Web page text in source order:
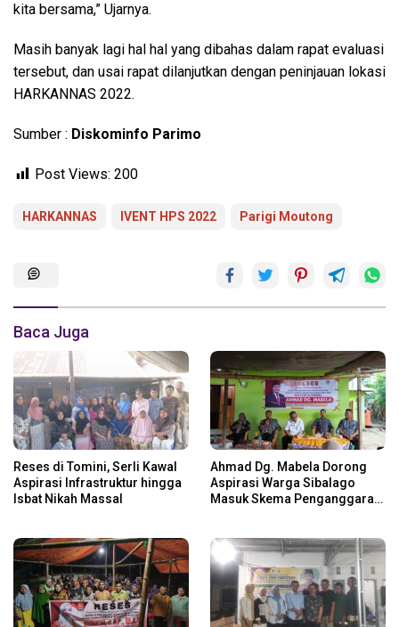
kita bersama,” Ujarnya.
Masih banyak lagi hal hal yang dibahas dalam rapat evaluasi
tersebut, dan usai rapat dilanjutkan dengan peninjauan lokasi
HARKANNAS 2022.
Sumber : Diskominfo Parimo
Post Views: 200
HARKANNAS IVENT HPS 2022 Parigi Moutong
Baca Juga
Reses di Tomini, Serli Kawal
Aspirasi Infrastruktur hingga
Isbat Nikah Massal
Ahmad Dg. Mabela Dorong
Aspirasi Warga Sibalago
Masuk Skema Penganggaran